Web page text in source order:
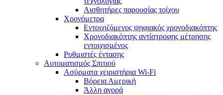
Αισθητήρες παρουσίας τοίχου
Χρονόμετρα
Εντοιχιζόμενος ψηφιακός χρονοδιακόπτης
Χρονοδιακόπτης αντίστροφης μέτρησης
εντοιχισμένος
Ρυθμιστές έντασης
Αυτοματισμός Σπιτιού
Ασύρματα χειριστήρια Wi-Fi
Βόρεια Αμερική
Άλλη αγορά